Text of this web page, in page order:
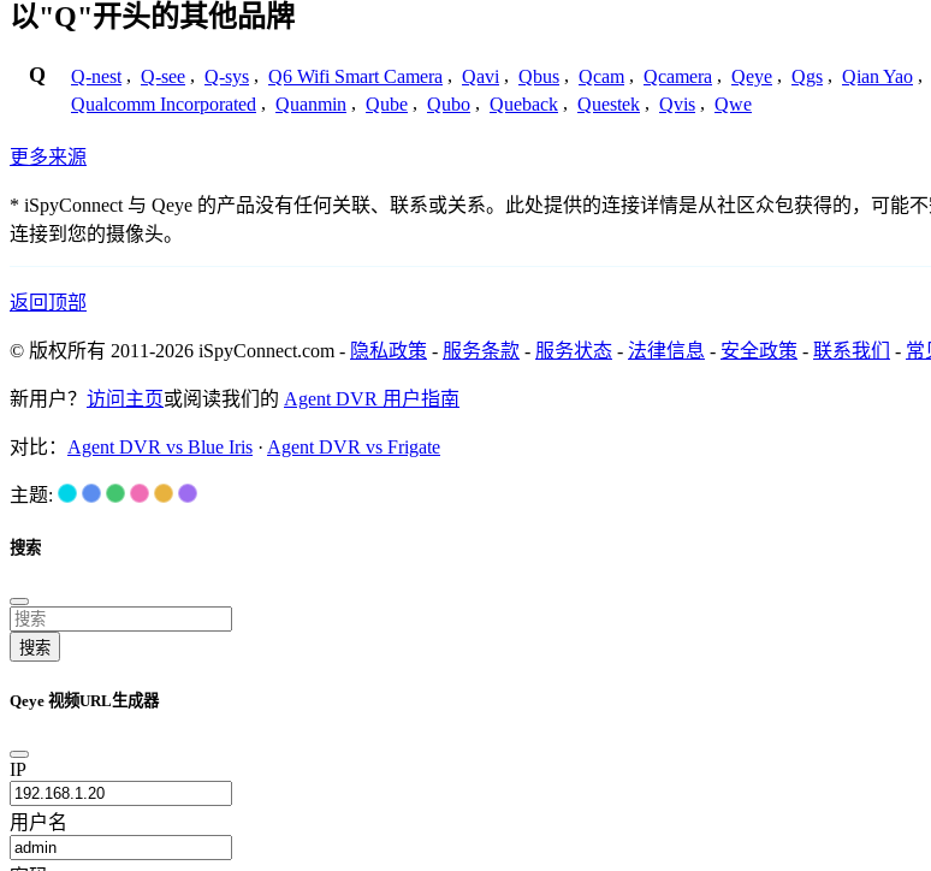
以"Q"开头的其他品牌
Q Q-nest , Q-see , Q-sys , Q6 Wifi Smart Camera , Qavi , Qbus , Qcam , Qcamera , Qeye , Qgs , Qian Yao ,
Qualcomm Incorporated , Quanmin , Qube , Qubo , Queback , Questek , Qvis , Qwe
更多来源
* iSpyConnect 与 Qeye 的产品没有任何关联、联系或关系。此处提供的连接详情是从社区众包获得的，可
连接到您的摄像头。
返回顶部
© 版权所有 2011-2026 iSpyConnect.com - 隐私政策 - 服务条款 - 服务状态 - 法律信息 - 安全政策 - 联系我们 - 常
新用户？ 访问主页或阅读我们的 Agent DVR 用户指南
对比： Agent DVR vs Blue Iris · Agent DVR vs Frigate
主题:
搜索
搜索
Qeye 视频URL生成器
IP
用户名